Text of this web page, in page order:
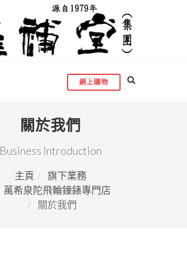
網上購物
關於我們
Business Introduction
主頁
旗下業務
萬希泉陀飛輪鐘錶專門店
關於我們